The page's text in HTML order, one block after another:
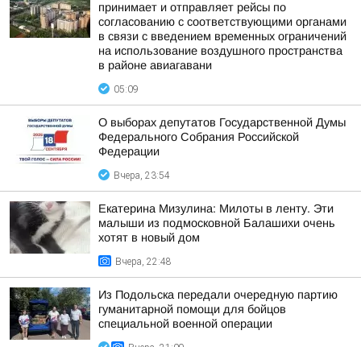
принимает и отправляет рейсы по
согласованию с соответствующими органами
в связи с введением временных ограничений
на использование воздушного пространства
в районе авиагавани
05:09
О выборах депутатов Государственной Думы
Федерального Собрания Российской
Федерации
Вчера, 23:54
Екатерина Мизулина: Милоты в ленту. Эти
малыши из подмосковной Балашихи очень
хотят в новый дом
Вчера, 22:48
Из Подольска передали очередную партию
гуманитарной помощи для бойцов
специальной военной операции